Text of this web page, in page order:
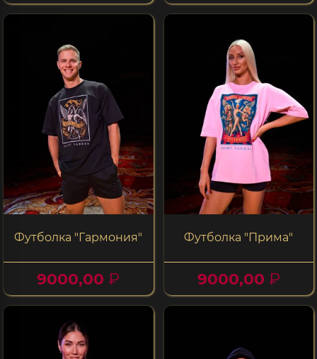
Футболка "Гармония"
9000,00₽
Футболка "Прима"
9000,00 ₽